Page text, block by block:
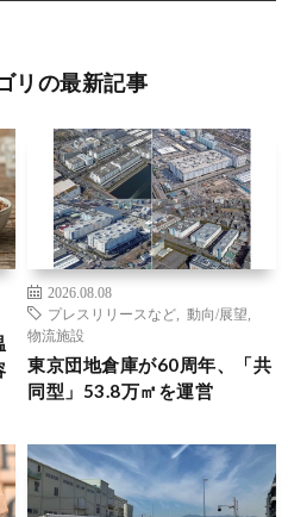
リの最新記事
2026.08.08
プレスリリースなど
動向/展望
物流施設
東京団地倉庫が60周年、「共
同型」53.8万㎡を運営